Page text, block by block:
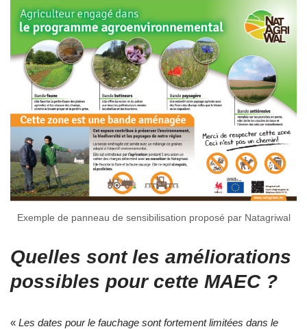
Exemple de panneau de sensibilisation proposé par Natagriwal
Quelles sont les améliorations
possibles pour cette MAEC ?
« Les dates pour le fauchage sont fortement limitées dans le